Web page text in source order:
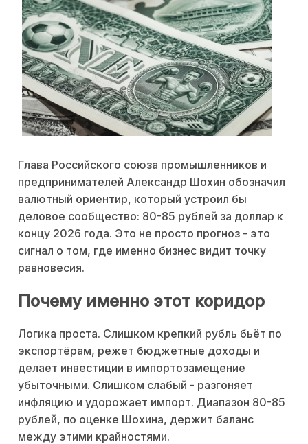
Глава Российского союза промышленников и
предпринимателей Александр Шохин обозначил
валютный ориентир, который устроил бы
деловое сообщество: 80-85 рублей за доллар к
концу 2026 года. Это не просто прогноз - это
сигнал о том, где именно бизнес видит точку
равновесия.
Почему именно этот коридор
Логика проста. Слишком крепкий рубль бьёт по
экспортёрам, режет бюджетные доходы и
делает инвестиции в импортозамещение
убыточными. Слишком слабый - разгоняет
инфляцию и удорожает импорт. Диапазон 80-85
рублей, по оценке Шохина, держит баланс
между этими крайностями.